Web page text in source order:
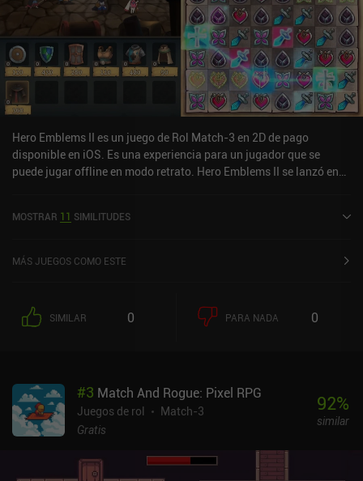
Hero Emblems II es un juego de Rol Match-3 en 2D de pago
disponible en iOS. Es una experiencia para un jugador que se
puede jugar offline en modo retrato. Hero Emblems II se lanzó en
MOSTRAR 11 SIMILITUDES
MÁS JUEGOS COMO ESTE
SIMILAR 0 PARA NADA 0
#3 Match And Rogue: Pixel RPG
Juegos de rol
Match-3
Gratis
92%
similar